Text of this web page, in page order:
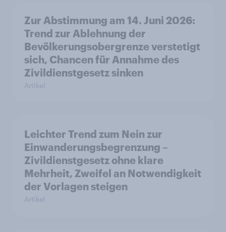
Zur Abstimmung am 14. Juni 2026:
Trend zur Ablehnung der
Bevölkerungsobergrenze verstetigt
sich, Chancen für Annahme des
Zivildienstgesetz sinken
Artikel
Leichter Trend zum Nein zur
Einwanderungsbegrenzung –
Zivildienstgesetz ohne klare
Mehrheit, Zweifel an Notwendigkeit
der Vorlagen steigen
Artikel